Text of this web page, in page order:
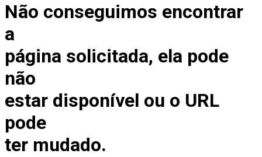
Não conseguimos encontrar
a
página solicitada, ela pode
não
estar disponível ou o URL
pode
ter mudado.